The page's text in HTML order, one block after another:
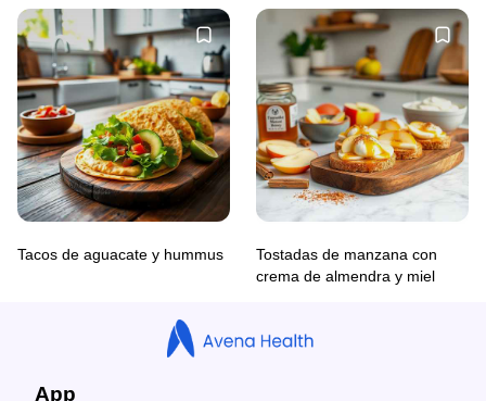
Tacos de aguacate y hummus
Tostadas de manzana con
crema de almendra y miel
App